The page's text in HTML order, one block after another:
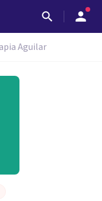
Aguilar